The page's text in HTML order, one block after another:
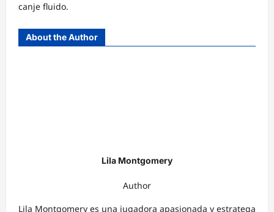
canje fluido.
About the Author
Lila Montgomery
Author
Lila Montgomery es una jugadora apasionada y estratega